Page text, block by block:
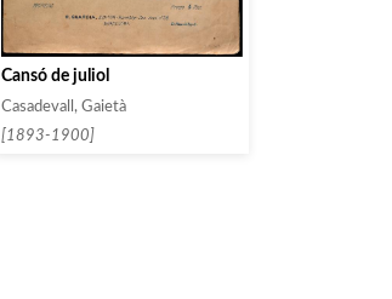
Cansó de juliol
Casadevall, Gaietà
[1893-1900]